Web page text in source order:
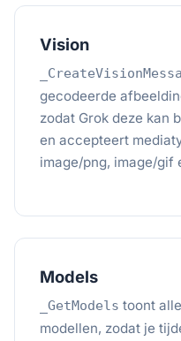
Vision
gecodeerde
zodat Grok deze kan
en accepteert
image/png, image/gif
Models
_GetModels toont
modellen, zodat je